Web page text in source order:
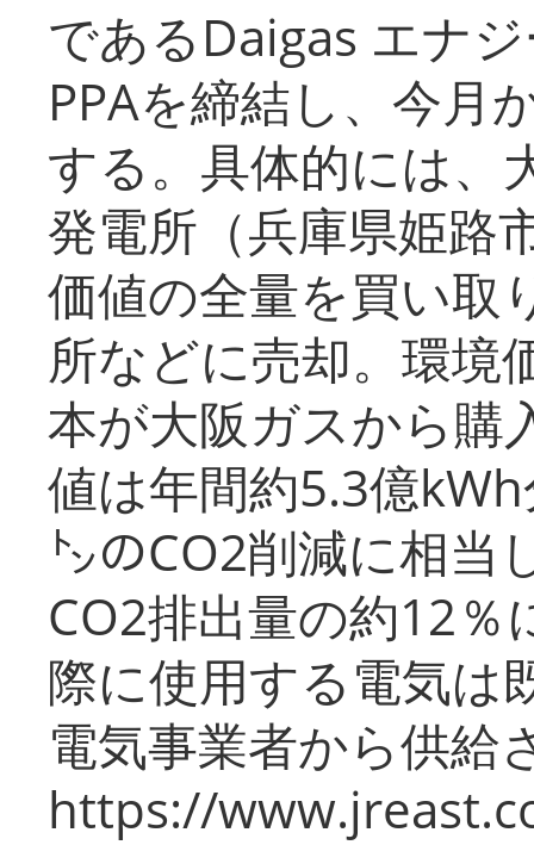
であるDaigas エナ
PPAを締結し、今月
する。具体的には、
発電所（兵庫県姫路
価値の全量を買い取
所などに売却。環境
本が大阪ガスから購
値は年間約5.3億
㌧のCO2削減に相当
CO2排出量の約12％
際に使用する電気は
電気事業者から供給
https://